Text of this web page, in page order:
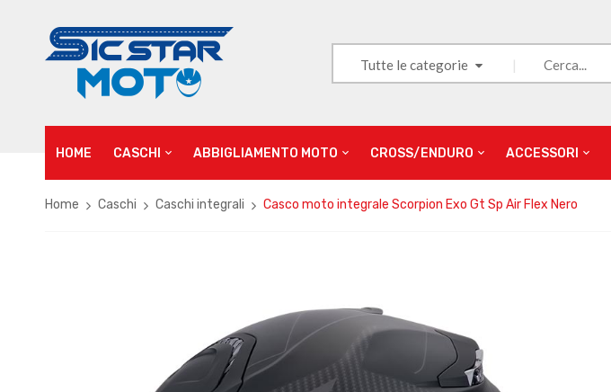
Tutte le categorie
HOME CASCHI ABBIGLIAMENTO MOTO CROSS/ENDURO ACCESSORI
Home Caschi Caschi integrali Casco moto integrale Scorpion Exo Gt Sp Air Flex Nero